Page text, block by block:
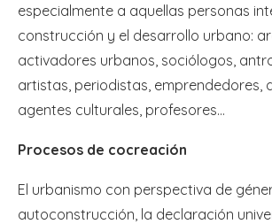
especialmente a aquellas personas
construcción y el desarrollo urbano:
activadores urbanos, sociólogos,
artistas, periodistas, emprendedores,
agentes culturales, profesores…
Procesos de cocreación
El urbanismo con perspectiva de
autoconstrucción, la declaración